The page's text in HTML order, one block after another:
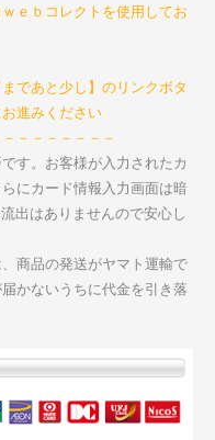
ｅｂコレクトを使用してお
であと少し】のリンクボタ
進みください
－－－－－－－
す。お客様が入力されたカ
にカード情報入力画面は暗
出はありませんので安心し
商品の発送がヤマト運輸で
かないうちに代金を引き落